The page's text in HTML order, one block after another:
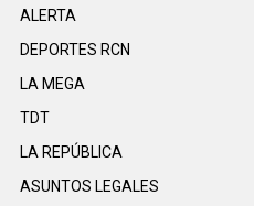
ALERTA
DEPORTES RCN
LA MEGA
TDT
LA REPÚBLICA
ASUNTOS LEGALES